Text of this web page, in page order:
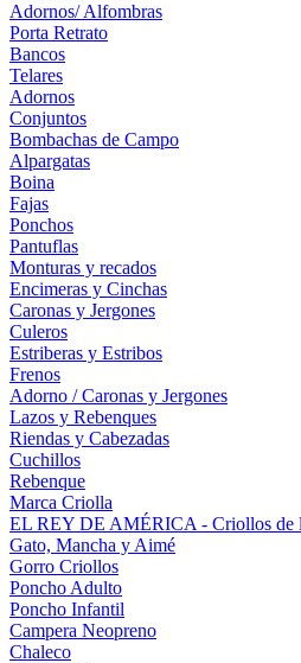
Adornos/ Alfombras
Porta Retrato
Bancos
Telares
Adornos
Conjuntos
Bombachas de Campo
Alpargatas
Boina
Fajas
Ponchos
Pantuflas
Monturas y recados
Encimeras y Cinchas
Caronas y Jergones
Culeros
Estriberas y Estribos
Frenos
Adorno / Caronas y Jergones
Lazos y Rebenques
Riendas y Cabezadas
Cuchillos
Rebenque
Marca Criolla
EL REY DE AMÉRICA - Criollos de
Gato, Mancha y Aimé
Gorro Criollos
Poncho Adulto
Poncho Infantil
Campera Neopreno
Chaleco